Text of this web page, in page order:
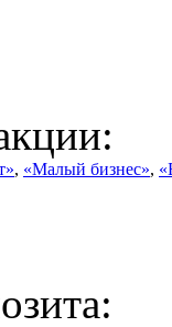
, «Малый бизнес»,